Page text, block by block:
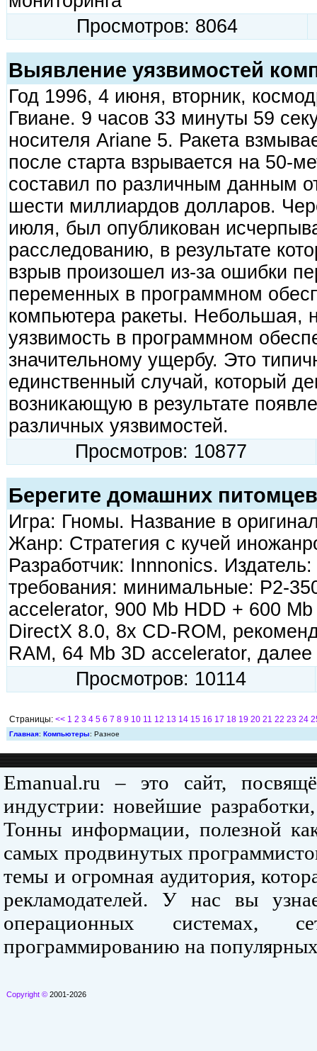
Просмотров: 8064
Выявление уязвимостей
Год 1996, 4 июня, вторник,
Гвиане. 9 часов 33 минуты 59
носителя Ariane 5. Ракета
после старта взрывается на 50-
составил по различным данным
шести миллиардов долларов.
июля, был опубликован
расследованию, в результате
взрыв произошел из-за ошибки
переменных в программном
компьютера ракеты. Небольшая,
уязвимость в программном
значительному ущербу. Это
единственный случай, который
возникающую в результате
различных уязвимостей.
Просмотров: 10877
Берегите домашних питомцев
Игра: Гномы. Название в
Жанр: Стратегия с кучей
Разработчик: Innnonics.
требования: минимальные: P2-
accelerator, 900 Mb HDD + 600
DirectX 8.0, 8х CD-ROM,
RAM, 64 Mb 3D accelerator,
Просмотров: 10114
Страницы: << 1 2 3 4 5 6 7 8 9 10 11 12 13 14 15 16 17 18 19 20 21 22 23 24
Главная: Компьютеры: Разное
Emanual.ru – это сайт,
индустрии: новейшие
Тонны информации, полезной
самых продвинутых
темы и огромная аудитория,
рекламодателей. У нас вы
операционных системах,
программированию на
Copyright © 2001-2026